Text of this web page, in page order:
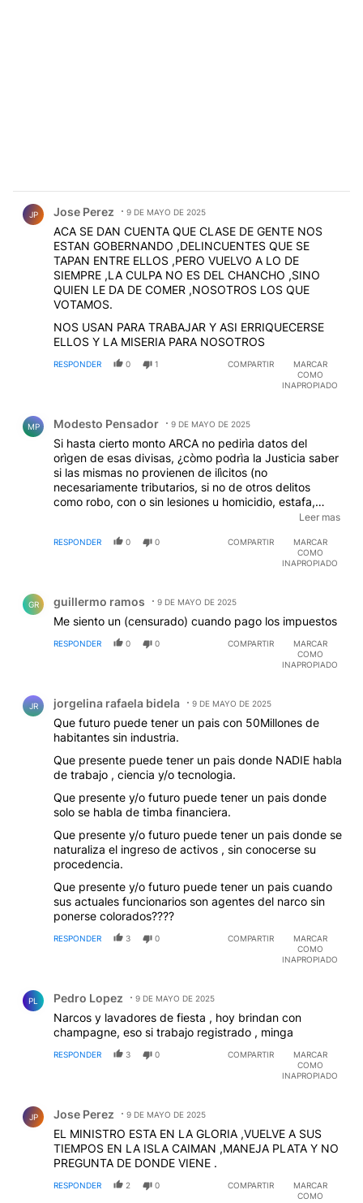
JP Jose Perez 9 DE MAYO DE 2025
ACA SE DAN CUENTA QUE CLASE DE GENTE NOS
ESTAN GOBERNANDO ,DELINCUENTES QUE SE
TAPAN ENTRE ELLOS ,PERO VUELVO A LO DE
SIEMPRE ,LA CULPA NO ES DEL CHANCHO ,SINO
QUIEN LE DA DE COMER ,NOSOTROS LOS QUE
VOTAMOS.
NOS USAN PARA TRABAJAR Y ASI ERRIQUECERSE
ELLOS Y LA MISERIA PARA NOSOTROS
RESPONDER 0 1 COMPARTIR
MARCAR
COMO
INAPROPIADO
MP Modesto Pensador 9 DE MAYO DE 2025
Si hasta cierto monto ARCA no pedirìa datos del
orìgen de esas divisas, ¿còmo podrìa la Justicia saber
si las mismas no provienen de ilìcitos (no
necesariamente tributarios, si no de otros delitos
como robo, con o sin lesiones u homicidio, estafa,
narcotrafico etc.). ¿Cualquier "dolar" podrìa ser
que sepa en serio, sin chicanas de campaña troll, por
Leer mas
RESPONDER 0 0 COMPARTIR
MARCAR
COMO
INAPROPIADO
GR guillermo ramos 9 DE MAYO DE 2025
Me siento un (censurado) cuando pago los impuestos
RESPONDER 0 0 COMPARTIR
MARCAR
COMO
INAPROPIADO
JR jorgelina rafaela bidela 9 DE MAYO DE 2025
Que futuro puede tener un pais con 50Millones de
habitantes sin industria.
Que presente puede tener un pais donde NADIE habla
de trabajo , ciencia y/o tecnologia.
Que presente y/o futuro puede tener un pais donde
solo se habla de timba financiera.
Que presente y/o futuro puede tener un pais donde se
naturaliza el ingreso de activos , sin conocerse su
procedencia.
Que presente y/o futuro puede tener un pais cuando
sus actuales funcionarios son agentes del narco sin
ponerse colorados????
RESPONDER 3 0 COMPARTIR
MARCAR
COMO
INAPROPIADO
PL Pedro Lopez 9 DE MAYO DE 2025
Narcos y lavadores de fiesta , hoy brindan con
champagne, eso si trabajo registrado , minga
RESPONDER 3 0 COMPARTIR
MARCAR
COMO
INAPROPIADO
JP Jose Perez 9 DE MAYO DE 2025
EL MINISTRO ESTA EN LA GLORIA ,VUELVE A SUS
TIEMPOS EN LA ISLA CAIMAN ,MANEJA PLATA Y NO
PREGUNTA DE DONDE VIENE .
RESPONDER 2 0 COMPARTIR
MARCAR
COMO